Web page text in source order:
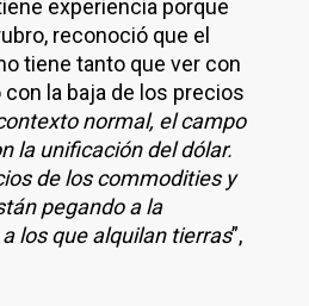
experiencia porque
reconoció que el
tiene tanto que ver con
la baja de los precios
normal, el campo
la unificación del dólar.
de los commodities y
pegando a la
los que alquilan tierras”,